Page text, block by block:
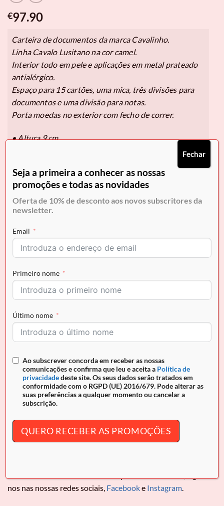
€97.90
Carteira de documentos da marca Cavalinho.
Linha Cavalo Lusitano na cor camel.
Interior todo em pele e aplicações em metal prateado
antialérgico.
Espaço para 15 cartões, uma mica, três divisões para
documentos e uma divisão para notas.
Porta moedas no exterior com fecho de correr.
• Altura 9 cm,
Pague em3x de 32,63€sem juros.
Selecione Klarna no checkout.
COMPRAR AGORA
Envio grátis para Portugal em encomendas superiores a
50€ e pagamento seguro
REF:28090214.13.99
DESCRIÇÃO
INFORMAÇÃO ADICIONAL
O acessório de moda que faltava! Carteira para
documentos, tamanho médio. Design seguro e prático,
nos nas nossas redes sociais, Facebooke Instagram.
Seja a primeira a conhecer as nossas
promoções e todas as novidades
Oferta de 10% de desconto aos novos subscritores da
newsletter.
Email
Primeiro nome
Último nome
Ao subscrever concorda em receber as nossas
comunicações e confirma que leu e aceita a Política de
privacidadedeste site. Os seus dados serão tratados em
conformidade com o RGPD (UE) 2016/679. Pode alterar as
suas preferências a qualquer momento ou cancelar a
subscrição.
QUERO RECEBER AS PROMOÇÕES
Fechar